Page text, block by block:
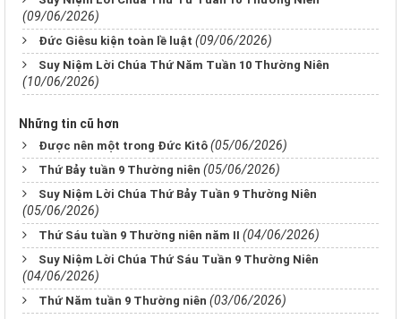
(09/06/2026)
Đức Giêsu kiện toàn lề luật (09/06/2026)
Suy Niệm Lời Chúa Thứ Năm Tuần 10 Thường Niên
(10/06/2026)
Những tin cũ hơn
Được nên một trong Đức Kitô (05/06/2026)
Thứ Bảy tuần 9 Thường niên (05/06/2026)
Suy Niệm Lời Chúa Thứ Bảy Tuần 9 Thường Niên
(05/06/2026)
Thứ Sáu tuần 9 Thường niên năm II (04/06/2026)
Suy Niệm Lời Chúa Thứ Sáu Tuần 9 Thường Niên
(04/06/2026)
Thứ Năm tuần 9 Thường niên (03/06/2026)